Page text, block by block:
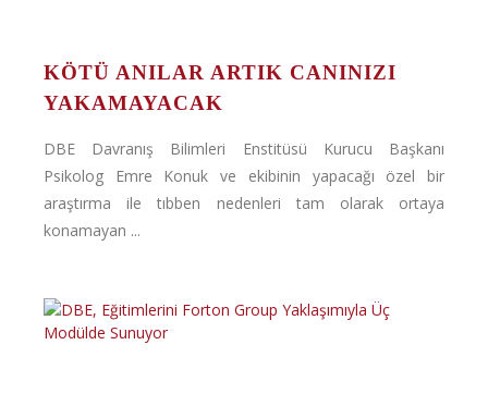
KÖTÜ ANILAR ARTIK CANINIZI
YAKAMAYACAK
DBE Davranış Bilimleri Enstitüsü Kurucu Başkanı
Psikolog Emre Konuk ve ekibinin yapacağı özel bir
araştırma ile tıbben nedenleri tam olarak ortaya
konamayan ...